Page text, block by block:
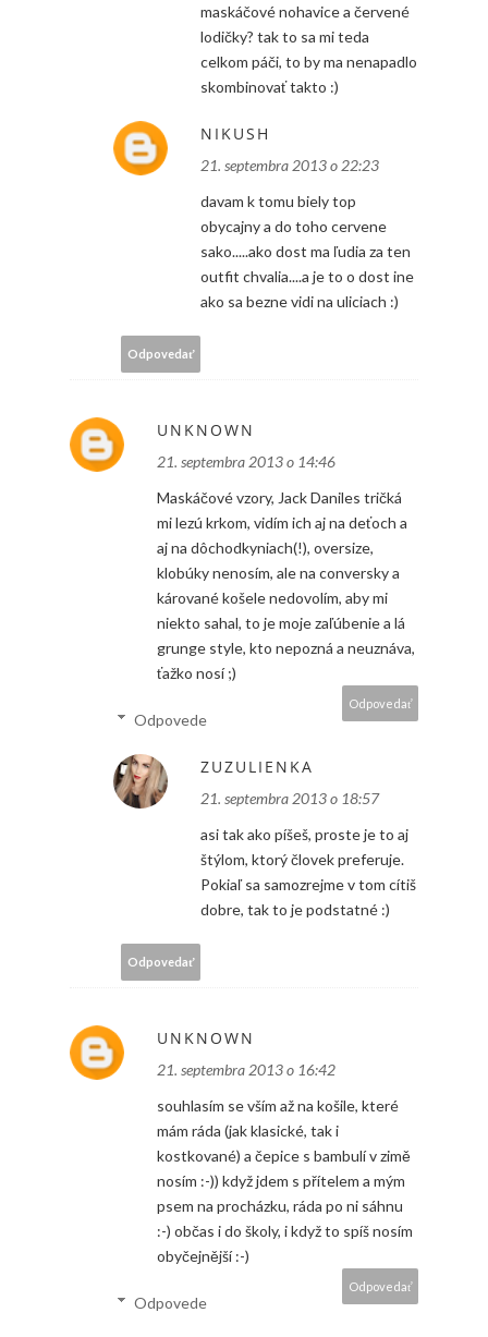
maskáčové nohavice a červené
lodičky? tak to sa mi teda
celkom páči, to by ma nenapadlo
skombinovať takto :)
NIKUSH
21. septembra 2013 o 22:23
davam k tomu biely top
obycajny a do toho cervene
sako.....ako dost ma ľudia za ten
outfit chvalia....a je to o dost ine
ako sa bezne vidi na uliciach :)
Odpovedať
UNKNOWN
21. septembra 2013 o 14:46
Maskáčové vzory, Jack Daniles tričká
mi lezú krkom, vidím ich aj na deťoch a
aj na dôchodkyniach(!), oversize,
klobúky nenosím, ale na conversky a
kárované košele nedovolím, aby mi
niekto sahal, to je moje zaľúbenie a lá
grunge style, kto nepozná a neuznáva,
ťažko nosí ;)
Odpovedať
Odpovede
ZUZULIENKA
21. septembra 2013 o 18:57
asi tak ako píšeš, proste je to aj
štýlom, ktorý človek preferuje.
Pokiaľ sa samozrejme v tom cítiš
dobre, tak to je podstatné :)
Odpovedať
UNKNOWN
21. septembra 2013 o 16:42
souhlasím se vším až na košile, které
mám ráda (jak klasické, tak i
kostkované) a čepice s bambulí v zimě
nosím :-)) když jdem s přítelem a mým
psem na procházku, ráda po ni sáhnu
:-) občas i do školy, i když to spíš nosím
obyčejnější :-)
Odpovedať
Odpovede